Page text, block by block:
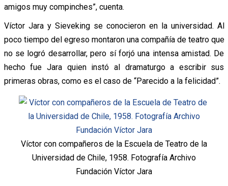
amigos muy compinches”, cuenta.
Víctor Jara y Sieveking se conocieron en la universidad. Al
poco tiempo del egreso montaron una compañía de teatro que
no se logró desarrollar, pero sí forjó una intensa amistad. De
hecho fue Jara quien instó al dramaturgo a escribir sus
primeras obras, como es el caso de “Parecido a la felicidad”.
Víctor con compañeros de la Escuela de Teatro de la
Universidad de Chile, 1958. Fotografía Archivo
Fundación Víctor Jara